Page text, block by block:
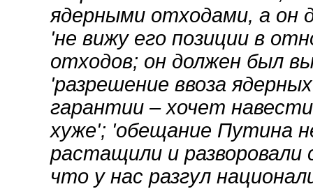
ядерными отходами, а он
'не вижу его позиции в
отходов; он должен был
'разрешение ввоза
гарантии – хочет
хуже'; 'обещание Путина
растащили и
что у нас разгул